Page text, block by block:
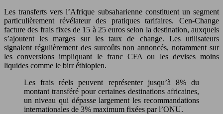
Les transferts vers l’Afrique subsaharienne constituent un segment
particulièrement révélateur des pratiques tarifaires. Cen-Change
facture des frais fixes de 15 à 25 euros selon la destination, auxquels
s’ajoutent les marges sur les taux de change. Les utilisateurs
signalent régulièrement des surcoûts non annoncés, notamment sur
les conversions impliquant le franc CFA ou les devises moins
liquides comme le birr éthiopien.
Les frais réels peuvent représenter jusqu’à 8% du
montant transféré pour certaines destinations africaines,
un niveau qui dépasse largement les recommandations
internationales de 3% maximum fixées par l’ONU.